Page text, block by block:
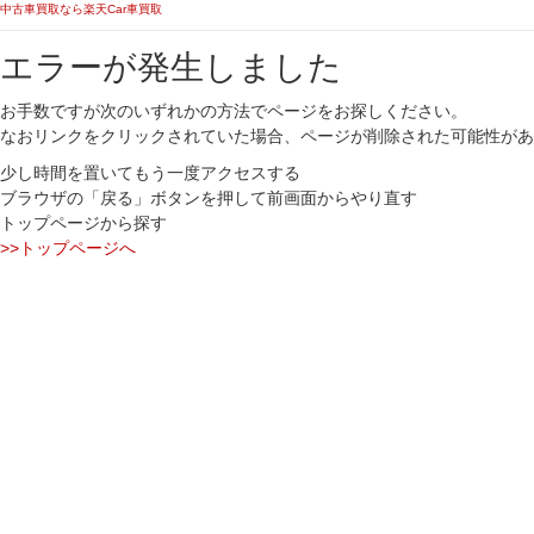
中古車買取なら楽天Car車買取
エラーが発生しました
お手数ですが次のいずれかの方法でページをお探しください。
なおリンクをクリックされていた場合、ページが削除された可能性が
少し時間を置いてもう一度アクセスする
ブラウザの「戻る」ボタンを押して前画面からやり直す
トップページから探す
>>トップページへ